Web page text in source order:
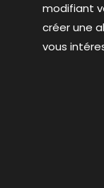
modifiant
créer une
vous